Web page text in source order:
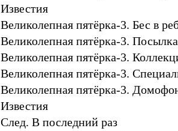
Известия
Великолепная пятёрка-3. Бес в
Великолепная пятёрка-3. Посылка
Великолепная пятёрка-3.
Великолепная пятёрка-3.
Великолепная пятёрка-3.
Известия
След. В последний раз